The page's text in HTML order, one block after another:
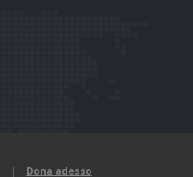
| Dona adesso